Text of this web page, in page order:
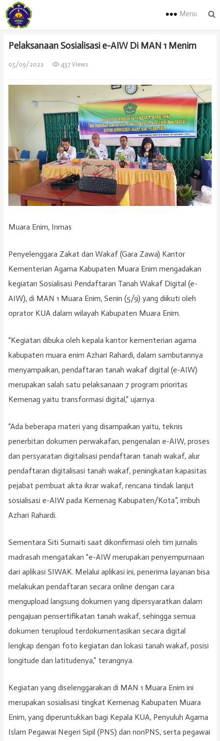
Menu
Pelaksanaan Sosialisasi e-AIW Di MAN 1 Menim
05/09/2022 437 Views
Muara Enim, Inmas
Penyelenggara Zakat dan Wakaf (Gara Zawa) Kantor
Kementerian Agama Kabupaten Muara Enim mengadakan
kegiatan Sosialisasi Pendaftaran Tanah Wakaf Digital (e-
AIW), di MAN 1 Muara Enim, Senin (5/9) yang diikuti oleh
oprator KUA dalam wilayah Kabupaten Muara Enim.
“Kegiatan dibuka oleh kepala kantor kementerian agama
kabupaten muara enim Azhari Rahardi, dalam sambutannya
menyampaikan, pendaftaran tanah wakaf digital (e-AIW)
merupakan salah satu pelaksanaan 7 program prioritas
Kemenag yaitu transformasi digital,” ujarnya.
“Ada beberapa materi yang disampaikan yaitu, teknis
penerbitan dokumen perwakafan, pengenalan e-AIW, proses
dan persyaratan digitalisasi pendaftaran tanah wakaf, alur
pendaftaran digitalisasi tanah wakaf, peningkatan kapasitas
pejabat pembuat akta ikrar wakaf, rencana tindak lanjut
sosialisasi e-AIW pada Kemenag Kabupaten/Kota”, imbuh
Azhari Rahardi.
Sementara Siti Sumaiti saat dikonfirmasi oleh tim jurnalis
madrasah mengatakan “e-AIW merupakan penyempurnaan
dari aplikasi SIWAK. Melalui aplikasi ini, penerima layanan bisa
melakukan pendaftaran secara online dengan cara
mengupload langsung dokumen yang dipersyaratkan dalam
pengajuan pensertifikatan tanah wakaf, sehingga semua
dokumen teruploud terdokumentasikan secara digital
lengkap dengan foto kegiatan dan lokasi tanah wakaf, posisi
longitude dan latitudenya,” terangnya.
Kegiatan yang diselenggarakan di MAN 1 Muara Enim ini
merupakan sosialisasi tingkat Kemenag Kabupaten Muara
Enim, yang diperuntukkan bagi Kepala KUA, Penyuluh Agama
Islam Pegawai Negeri Sipil (PNS) dan nonPNS, serta pegawai